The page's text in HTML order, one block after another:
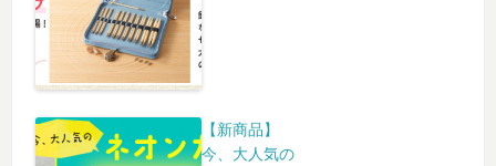
【新商品】
今、大人気の